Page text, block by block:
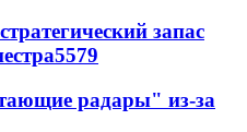
запас
5579
радары" из-за